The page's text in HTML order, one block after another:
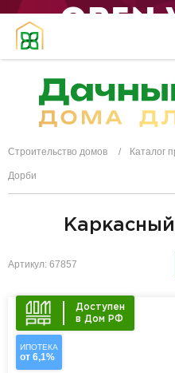
Строительство домов Каталог
Дорби
Артикул: 67857
Доступен
в Дом РФ
ИПОТЕКА
от 6,1%